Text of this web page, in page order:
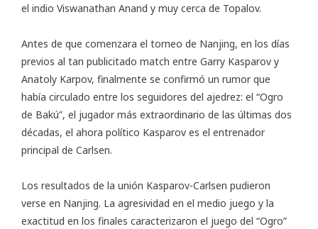
el indio Viswanathan Anand y muy cerca de Topalov.
Antes de que comenzara el torneo de Nanjing, en los días
previos al tan publicitado match entre Garry Kasparov y
Anatoly Karpov, finalmente se confirmó un rumor que
había circulado entre los seguidores del ajedrez: el “Ogro
de Bakú”, el jugador más extraordinario de las últimas dos
décadas, el ahora político Kasparov es el entrenador
principal de Carlsen.
Los resultados de la unión Kasparov-Carlsen pudieron
verse en Nanjing. La agresividad en el medio juego y la
exactitud en los finales caracterizaron el juego del “Ogro”